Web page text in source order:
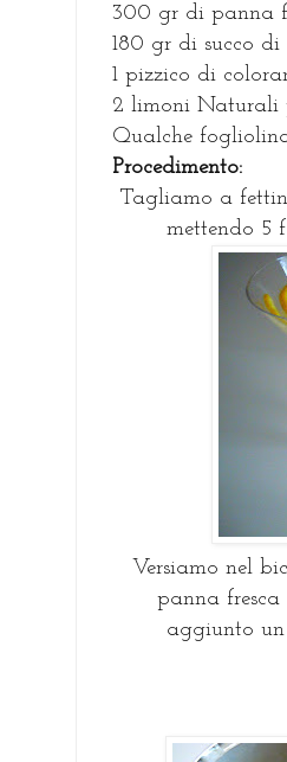
300 gr di panna
180 gr di succo di
1 pizzico di
2 limoni Naturali
Qualche
Procedimento:
Tagliamo a
mettendo 5
Versiamo nel
panna
aggiunto